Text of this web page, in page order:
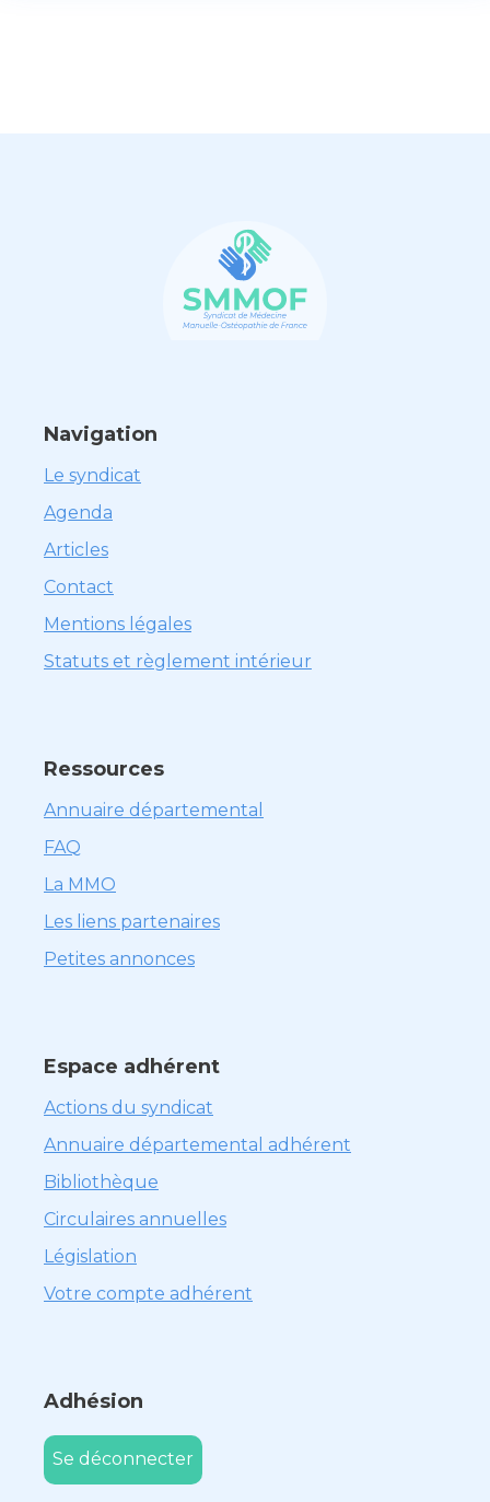
Navigation
Le syndicat
Agenda
Articles
Contact
Mentions légales
Statuts et règlement intérieur
Ressources
Annuaire départemental
FAQ
La MMO
Les liens partenaires
Petites annonces
Espace adhérent
Actions du syndicat
Annuaire départemental adhérent
Bibliothèque
Circulaires annuelles
Législation
Votre compte adhérent
Adhésion
Se déconnecter